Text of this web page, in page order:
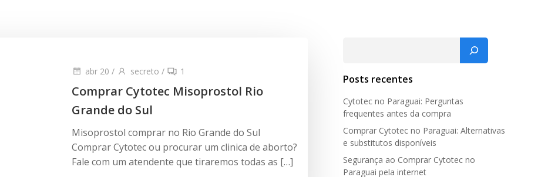
abr 20 / secreto / 1
Comprar Cytotec Misoprostol Rio
Grande do Sul
Misoprostol comprar no Rio Grande do Sul
Comprar Cytotec ou procurar um clinica de aborto?
Fale com um atendente que tiraremos todas as […]
Posts recentes
Cytotec no Paraguai: Perguntas
frequentes antes da compra
Comprar Cytotec no Paraguai: Alternativas
e substitutos disponíveis
Segurança ao Comprar Cytotec no
Paraguai pela internet